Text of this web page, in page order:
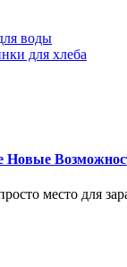
воды
для хлеба
Новые
место для